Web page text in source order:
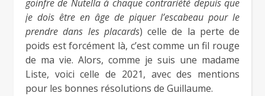
goinfre de Nutella à chaque contrariété depuis que
je dois être en âge de piquer l’escabeau pour le
prendre dans les placards) celle de la perte de
poids est forcément là, c’est comme un fil rouge
de ma vie. Alors, comme je suis une madame
Liste, voici celle de 2021, avec des mentions
pour les bonnes résolutions de Guillaume.